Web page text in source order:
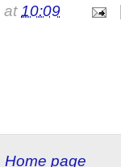
at10:09
Home page